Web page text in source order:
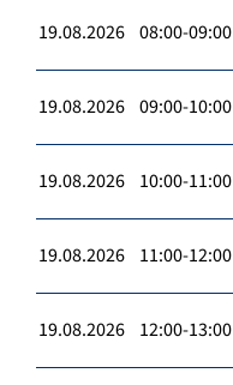
19.08.2026 08:00-09:00
19.08.2026 09:00-10:00
19.08.2026 10:00-11:00
19.08.2026 11:00-12:00
19.08.2026 12:00-13:00